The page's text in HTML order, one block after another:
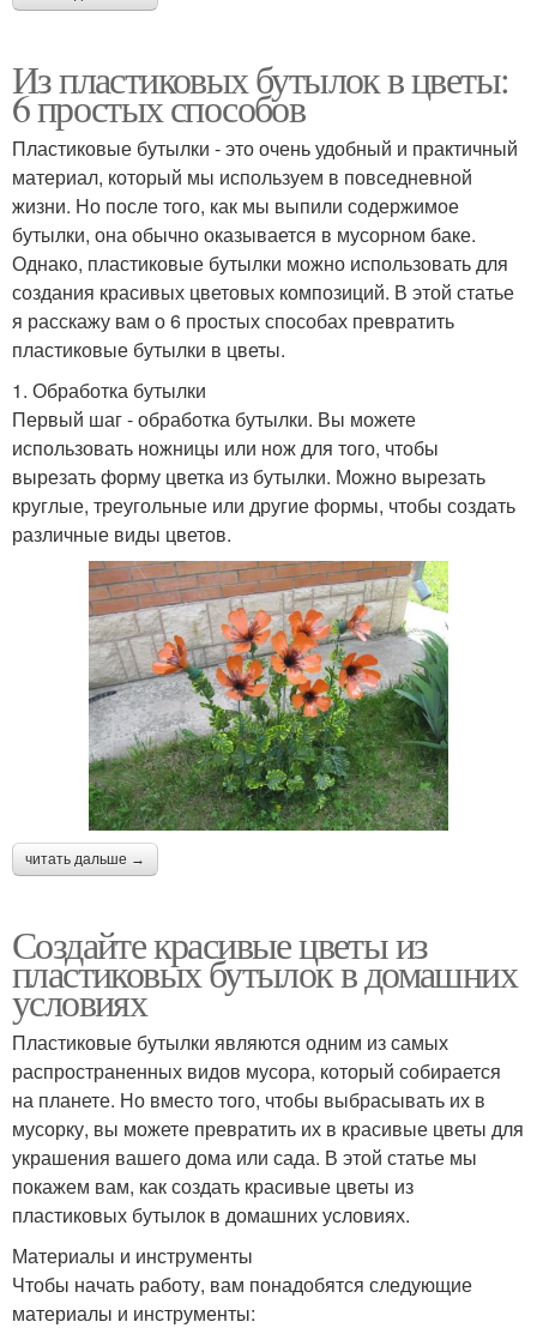
Из пластиковых бутылок в цветы:
6 простых способов
Пластиковые бутылки - это очень удобный и практичный
материал, который мы используем в повседневной
жизни. Но после того, как мы выпили содержимое
бутылки, она обычно оказывается в мусорном баке.
Однако, пластиковые бутылки можно использовать для
создания красивых цветовых композиций. В этой статье
я расскажу вам о 6 простых способах превратить
пластиковые бутылки в цветы.
1. Обработка бутылки
Первый шаг - обработка бутылки. Вы можете
использовать ножницы или нож для того, чтобы
вырезать форму цветка из бутылки. Можно вырезать
круглые, треугольные или другие формы, чтобы создать
различные виды цветов.
читать дальше →
Создайте красивые цветы из
пластиковых бутылок в домашних
условиях
Пластиковые бутылки являются одним из самых
распространенных видов мусора, который собирается
на планете. Но вместо того, чтобы выбрасывать их в
мусорку, вы можете превратить их в красивые цветы для
украшения вашего дома или сада. В этой статье мы
покажем вам, как создать красивые цветы из
пластиковых бутылок в домашних условиях.
Материалы и инструменты
Чтобы начать работу, вам понадобятся следующие
материалы и инструменты: